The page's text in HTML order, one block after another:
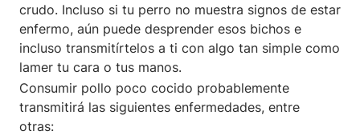
crudo. Incluso si tu perro no muestra signos de estar
enfermo, aún puede desprender esos bichos e
incluso transmitírtelos a ti con algo tan simple como
lamer tu cara o tus manos.
Consumir pollo poco cocido probablemente
transmitirá las siguientes enfermedades, entre
otras: